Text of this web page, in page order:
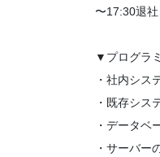
〜17:30退社
▼プログラ
・社内シス
・既存シス
・データベ
・サーバー